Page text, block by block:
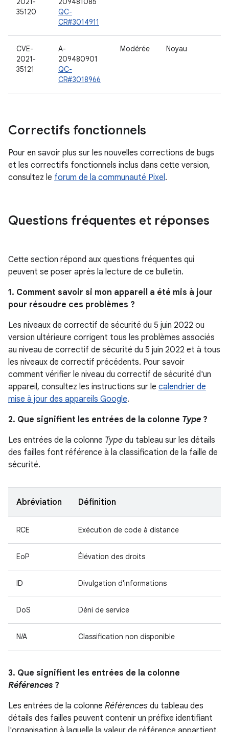
35120
QC-
CR#3014911
CVE-
2021-
35121
A-
209480901
QC-
CR#3018966
Modérée Noyau
Correctifs fonctionnels
Pour en savoir plus sur les nouvelles corrections de bugs
et les correctifs fonctionnels inclus dans cette version,
consultez le forum de la communauté Pixel.
Questions fréquentes et réponses
Cette section répond aux questions fréquentes qui
peuvent se poser après la lecture de ce bulletin.
1. Comment savoir si mon appareil a été mis à jour
pour résoudre ces problèmes ?
Les niveaux de correctif de sécurité du 5 juin 2022 ou
version ultérieure corrigent tous les problèmes associés
au niveau de correctif de sécurité du 5 juin 2022 et à tous
les niveaux de correctif précédents. Pour savoir
comment vérifier le niveau du correctif de sécurité d'un
appareil, consultez les instructions sur le calendrier de
mise à jour des appareils Google.
2. Que signifient les entrées de la colonne Type ?
Les entrées de la colonne Type du tableau sur les détails
des failles font référence à la classification de la faille de
sécurité.
Abréviation Définition
RCE Exécution de code à distance
EoP Élévation des droits
ID Divulgation d'informations
DoS Déni de service
N/A Classification non disponible
3. Que signifient les entrées de la colonne
Références ?
Les entrées de la colonne Références du tableau des
détails des failles peuvent contenir un préfixe identifiant